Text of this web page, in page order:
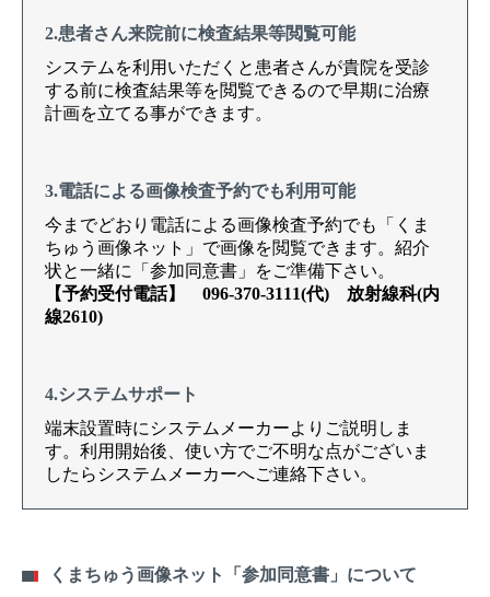
2.患者さん来院前に検査結果等閲覧可能
システムを利用いただくと患者さんが貴院を受診
する前に検査結果等を閲覧できるので早期に治療
計画を立てる事ができます。
3.電話による画像検査予約でも利用可能
今までどおり電話による画像検査予約でも「くま
ちゅう画像ネット」で画像を閲覧できます。紹介
状と一緒に「参加同意書」をご準備下さい。
【予約受付電話】 096-370-3111(代) 放射線科(内
線2610)
4.システムサポート
端末設置時にシステムメーカーよりご説明しま
す。利用開始後、使い方でご不明な点がございま
したらシステムメーカーへご連絡下さい。
くまちゅう画像ネット「参加同意書」について